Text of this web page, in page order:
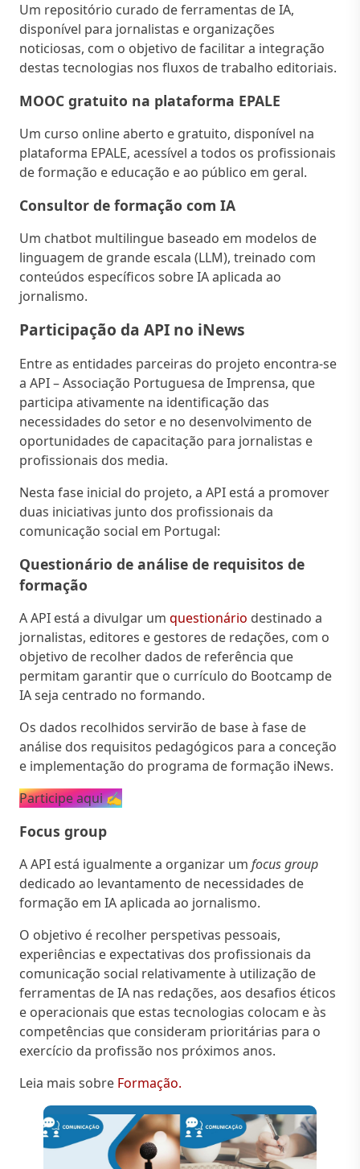
Um repositório curado de ferramentas de IA,
disponível para jornalistas e organizações
noticiosas, com o objetivo de facilitar a integração
destas tecnologias nos fluxos de trabalho editoriais.
MOOC gratuito na plataforma EPALE
Um curso online aberto e gratuito, disponível na
plataforma EPALE, acessível a todos os profissionais
de formação e educação e ao público em geral.
Consultor de formação com IA
Um chatbot multilingue baseado em modelos de
linguagem de grande escala (LLM), treinado com
conteúdos específicos sobre IA aplicada ao
jornalismo.
Participação da API no iNews
Entre as entidades parceiras do projeto encontra-se
a API – Associação Portuguesa de Imprensa, que
participa ativamente na identificação das
necessidades do setor e no desenvolvimento de
oportunidades de capacitação para jornalistas e
profissionais dos media.
Nesta fase inicial do projeto, a API está a promover
duas iniciativas junto dos profissionais da
comunicação social em Portugal:
Questionário de análise de requisitos de
formação
A API está a divulgar um questionário destinado a
jornalistas, editores e gestores de redações, com o
objetivo de recolher dados de referência que
permitam garantir que o currículo do Bootcamp de
IA seja centrado no formando.
Os dados recolhidos servirão de base à fase de
análise dos requisitos pedagógicos para a conceção
e implementação do programa de formação iNews.
Participe aqui ✍️
Focus group
A API está igualmente a organizar um focus group
dedicado ao levantamento de necessidades de
formação em IA aplicada ao jornalismo.
O objetivo é recolher perspetivas pessoais,
experiências e expectativas dos profissionais da
comunicação social relativamente à utilização de
ferramentas de IA nas redações, aos desafios éticos
e operacionais que estas tecnologias colocam e às
competências que consideram prioritárias para o
exercício da profissão nos próximos anos.
Leia mais sobre Formação.